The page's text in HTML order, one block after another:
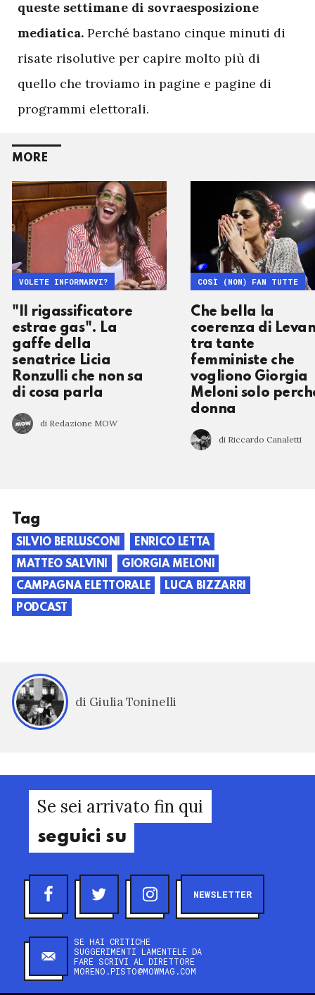
queste settimane di sovraesposizione
mediatica. Perché bastano cinque minuti di
risate risolutive per capire molto più di
quello che troviamo in pagine e pagine di
programmi elettorali.
MORE
"Il rigassificatore
estrae gas". La
gaffe della
senatrice Licia
Ronzulli che non sa
di cosa parla
di Redazione MOW
VOLETE INFORMARVI?
Che bella la
coerenza di
tra tante
femministe che
vogliono Giorgia
Meloni solo
donna
di Riccardo Canaletti
COSÌ (NON) FAN TUTTE
Tag
SILVIO BERLUSCONI
ENRICO LETTA
MATTEO SALVINI
GIORGIA MELONI
CAMPAGNA ELETTORALE
LUCA BIZZARRI
PODCAST
di Giulia Toninelli
Se sei arrivato fin qui
seguici su
NEWSLETTER
SE HAI CRITICHE
SUGGERIMENTI LAMENTELE DA
FARE SCRIVI AL DIRETTORE
MORENO.PISTO@MOWMAG.COM